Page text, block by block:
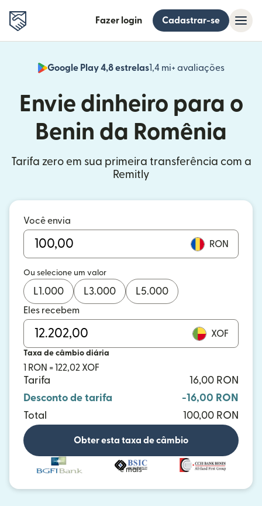
Fazer login Cadastrar-se
Google Play 4,8 estrelas1,4 mi+ avaliações
(abre
Envie dinheiro para o
Benin da Romênia
Tarifa zero em sua primeira transferência com a
Remitly
Você envia
RON
Ou selecione um valor
L1.000 L3.000 L5.000
Eles recebem
XOF
Taxa de câmbio diária
1 RON = 122,02 XOF
Tarifa
16,00 RON
Desconto de tarifa
-16,00 RON
Total
100,00 RON
Obter esta taxa de câmbio
e mais